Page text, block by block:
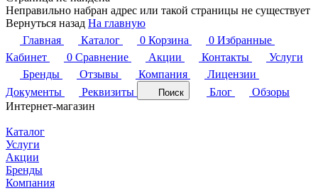
Неправильно набран адрес или такой страницы не существует
Вернуться назад На главную
Главная
Каталог 0 Корзина 0 Избранные
Кабинет
0 Сравнение Акции Контакты
Услуги
Бренды
Отзывы Компания
Лицензии
Документы
Реквизиты Поиск Блог
Обзоры
Интернет-магазин
Каталог
Услуги
Акции
Бренды
Компания